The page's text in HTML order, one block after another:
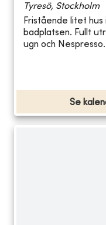
Tyresö, Stockholm
Fristående litet hus
badplatsen. Fullt
ugn och
Se